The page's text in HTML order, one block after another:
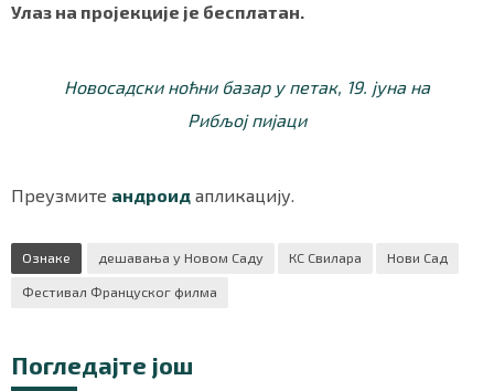
Улаз на пројекције је бесплатан.
Новосадски ноћни базар у петак, 19. јуна на
Рибљој пијаци
Преузмите андроид апликацију.
Ознаке дешавања у Новом Саду КС Свилара
Нови Сад
Фестивал Француског филма
Погледајте још